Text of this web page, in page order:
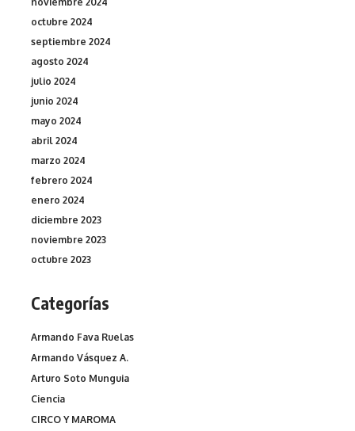
octubre 2024
septiembre 2024
agosto 2024
julio 2024
junio 2024
mayo 2024
abril 2024
marzo 2024
febrero 2024
enero 2024
diciembre 2023
noviembre 2023
octubre 2023
Categorías
Armando Fava Ruelas
Armando Vásquez A.
Arturo Soto Munguia
Ciencia
CIRCO Y MAROMA